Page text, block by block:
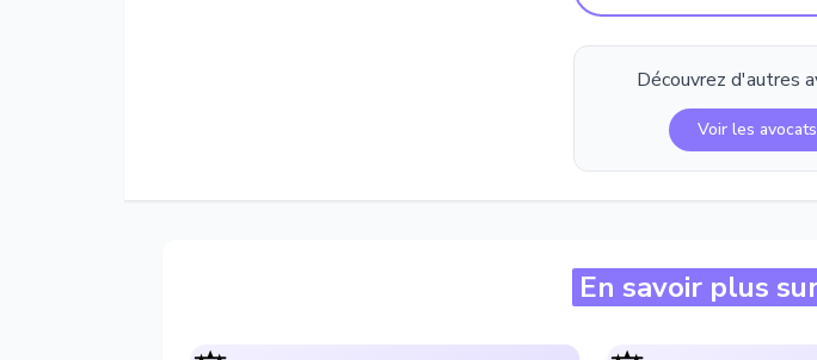
Découvrez d'autres
Voir les
En savoir plus